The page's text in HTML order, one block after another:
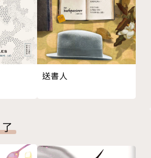
之間
送書人